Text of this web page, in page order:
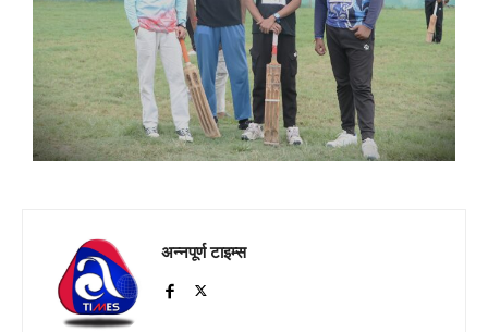
अन्नपूर्ण टाइम्स